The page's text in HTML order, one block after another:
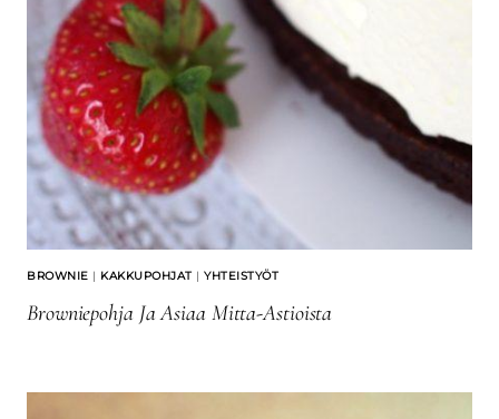
BROWNIE | KAKKUPOHJAT | YHTEISTYÖT
Browniepohja Ja Asiaa Mitta-Astioista